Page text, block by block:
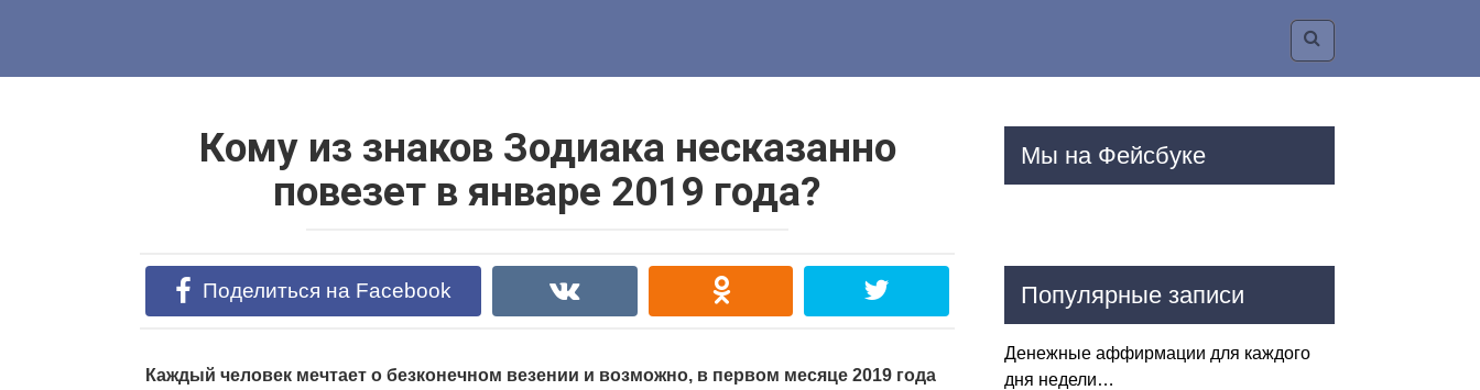
Кому из знаков Зодиака несказанно
повезет в январе 2019 года?
Поделиться на Facebook
Каждый человек мечтает о безконечном везении и возможно, в первом месяце 2019 года
Мы на Фейсбуке
Популярные записи
Денежные аффирмации для каждого
дня недели…